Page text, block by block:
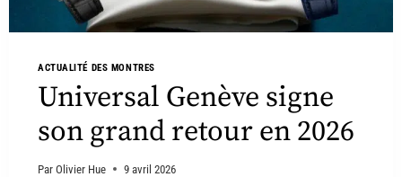
ACTUALITÉ DES MONTRES
Universal Genève signe
son grand retour en 2026
Par Olivier Hue 9 avril 2026